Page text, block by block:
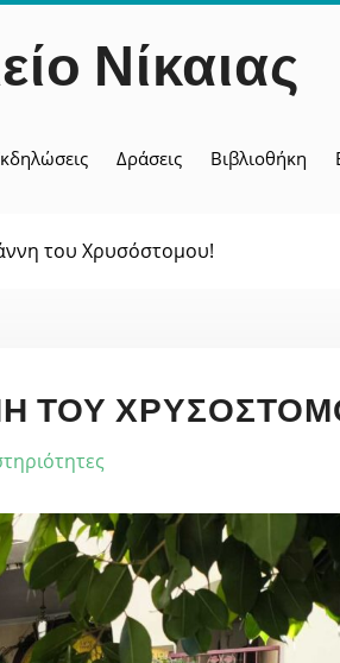
Νίκαιας
Δράσεις Βιβλιοθήκη
του Χρυσόστομου!
ΤΟΥ